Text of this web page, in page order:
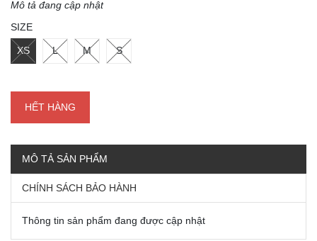
Mô tả đang cập nhật
SIZE
XS L M S
HẾT HÀNG
MÔ TẢ SẢN PHẨM
CHÍNH SÁCH BẢO HÀNH
Thông tin sản phẩm đang được cập nhật